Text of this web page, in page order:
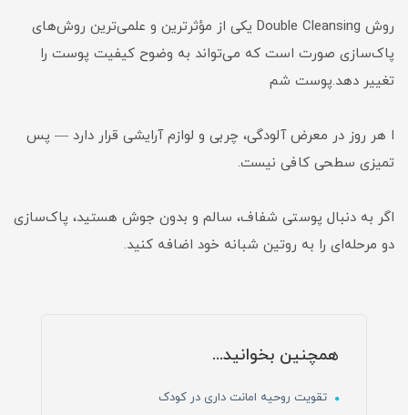
روش Double Cleansing یکی از مؤثرترین و علمی‌ترین روش‌های
پاک‌سازی صورت است که می‌تواند به وضوح کیفیت پوست را
تغییر دهد.پوست شم
ا هر روز در معرض آلودگی، چربی و لوازم آرایشی قرار دارد — پس
تمیزی سطحی کافی نیست.
اگر به دنبال پوستی شفاف، سالم و بدون جوش هستید، پاک‌سازی
دو مرحله‌ای را به روتین شبانه خود اضافه کنید.
همچنین بخوانید...
تقویت روحیه امانت داری در کودک